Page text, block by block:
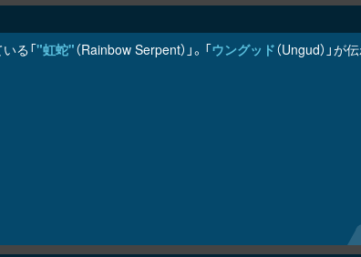
る「"虹蛇"（Rainbow Serpent）」。「ウングッド（Ungud）」